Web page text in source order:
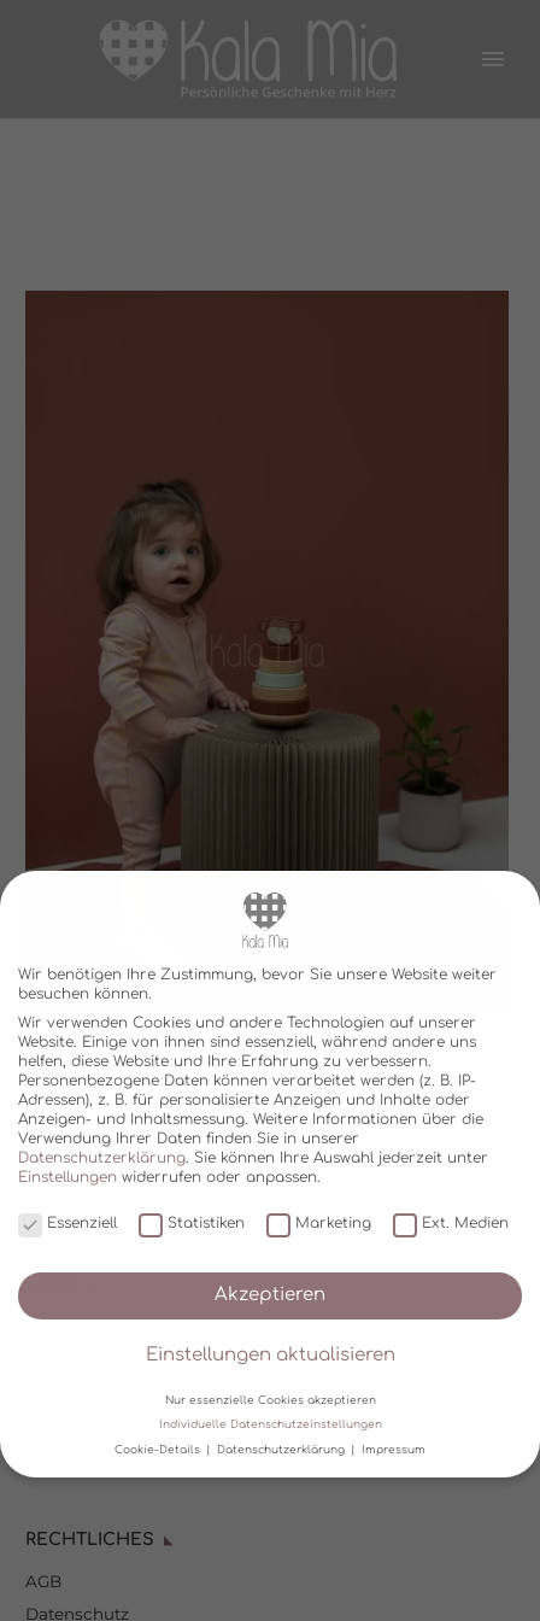
Zahlungsoptionen
Mein Kundenkonto
RECHTLICHES
AGB
Datenschutz
Wir benötigen Ihre Zustimmung, bevor Sie unsere Website weiter
besuchen können.
Wir verwenden Cookies und andere Technologien auf unserer
Website. Einige von ihnen sind essenziell, während andere uns
helfen, diese Website und Ihre Erfahrung zu verbessern.
Personenbezogene Daten können verarbeitet werden (z. B. IP-
Adressen), z. B. für personalisierte Anzeigen und Inhalte oder
Anzeigen- und Inhaltsmessung. Weitere Informationen über die
Verwendung Ihrer Daten finden Sie in unserer
Datenschutzerklärung Sie können Ihre Auswahl jederzeit unter
Einstellungen widerrufen oder anpassen.
Essenziell Statistiken Marketing Ext. Medien
Akzeptieren
Einstellungen aktualisieren
Nur essenzielle Cookies akzeptieren
Individuelle Datenschutzeinstellungen
Cookie-Details Datenschutzerklärung Impressum
Wir verwenden Cookies und andere Technologien auf unserer
helfen, diese Website und Ihre Erfahrung zu verbessern.